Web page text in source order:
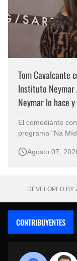
Tom Cavalcante
Instituto Neymar
Neymar lo hace
El comediante
programa “Na
eventos benéficos más
Agosto 07,
DEVELOPED BY
CONTRIBUYENTES